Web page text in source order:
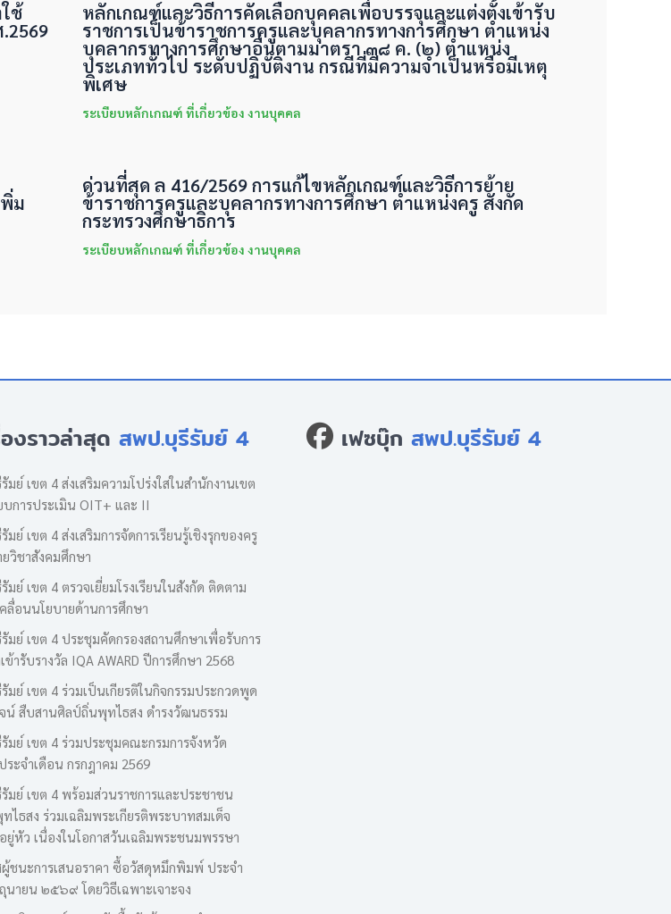
ช้ หลักเกณฑ์และวิธีการคัดเลือกบุคคลเพื่อบรรจุและแต่งตั้งเข้ารับ
ราชการเป็นข้าราชการครูและบุคลากรทางการศึกษา ตำแหน่ง
บุคลากรทางการศึกษาอื่นตามมาตรา ๓๘ ค. (๒) ตำแหน่ง
ประเภททั่วไป ระดับปฏิบัติงาน กรณีที่มีความจำเป็นหรือมีเหตุ
พิเศษ
ระเบียบหลักเกณฑ์ ที่เกี่ยวข้อง งานบุคคล
ม
ด่วนที่สุด ล 416/2569 การแก้ไขหลักเกณฑ์และวิธีการย้าย
ข้าราชการครูและบุคลากรทางการศึกษา ตำแหน่งครู สังกัด
กระทรวงศึกษาธิการ
ระเบียบหลักเกณฑ์ ที่เกี่ยวข้อง งานบุคคล
งราวล่าสุด สพป.บุรีรัมย์ 4
มย์ เขต 4 ส่งเสริมความโปร่งใสในสำนักงานเขต
การประเมิน OIT+ และ II
ย์ เขต 4 ส่งเสริมการจัดการเรียนรู้เชิงรุกของครู
วิชาสังคมศึกษา
มย์ เขต 4 ตรวจเยี่ยมโรงเรียนในสังกัด ติดตาม
ลื่อนนโยบายด้านการศึกษา
มย์ เขต 4 ประชุมคัดกรองสถานศึกษาเพื่อรับการ
ข้ารับรางวัล IQA AWARD ปีการศึกษา 2568
มย์ เขต 4 ร่วมเป็นเกียรติในกิจกรรมประกวดพูด
น์ สืบสานศิลป์ถิ่นพุทไธสง ดำรงวัฒนธรรม
มย์ เขต 4 ร่วมประชุมคณะกรมการจังหวัด
ระจำเดือน กรกฎาคม 2569
มย์ เขต 4 พร้อมส่วนราชการและประชาชน
ไธสง ร่วมเฉลิมพระเกียรติพระบาทสมเด็จ
ยู่หัว เนื่องในโอกาสวันเฉลิมพระชนมพรรษา
ผู้ชนะการเสนอราคา ซื้อวัสดุหมึกพิมพ์ ประจำ
นายน ๒๕๖๙ โดยวิธีเฉพาะเจาะจง
เฟซบุ๊ก สพป.บุรีรัมย์ 4